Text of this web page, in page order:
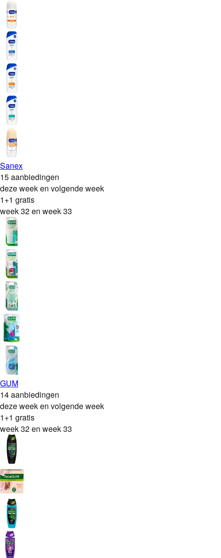
Sanex
15 aanbiedingen
deze week en volgende week
1+1 gratis
week 32 en week 33
GUM
14 aanbiedingen
deze week en volgende week
1+1 gratis
week 32 en week 33